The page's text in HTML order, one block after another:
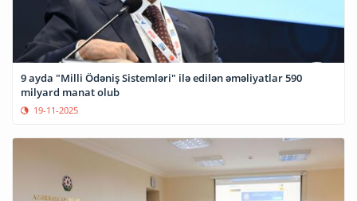
9 ayda "Milli Ödəniş Sistemləri" ilə edilən əməliyatlar 590
milyard manat olub
19-11-2025